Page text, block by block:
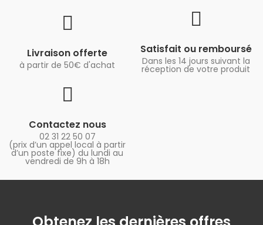
Livraison offerte
à partir de 50€ d'achat
Satisfait ou remboursé
Dans les 14 jours suivant la
réception de votre produit
Contactez nous
02 31 22 50 07
(prix d’un appel local à partir
d’un poste fixe) du lundi au
vendredi de 9h à 18h